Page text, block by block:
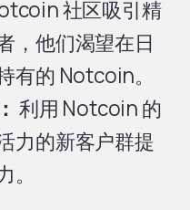
社区吸引精
，他们渴望在日
有的 Notcoin。
利用 Notcoin 的
力的新客户群提